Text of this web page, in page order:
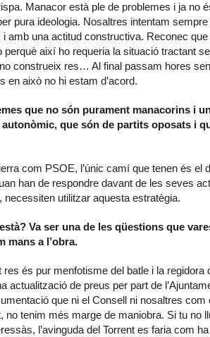
Manacor està ple de problemes i ja no
pura ideologia. Nosaltres intentam
amb una actitud constructiva. Reconec que
així ho requeria la situació tractant
construeix res… Al final passam hores
en això no hi estam d’acord.
que no són purament manacorins i
que són de partits oposats i
com PSOE, l’únic camí que tenen és el
han de respondre davant de les seves
utilitzar aquesta estratègia.
Va ser una de les qüestions que
mans a l’obra.
res és pur menfotisme del batle i la regidora
actualització de preus per part de
que ni el Consell ni nosaltres com
tenim més marge de maniobra. Si tu no
l’avinguda del Torrent es faria com